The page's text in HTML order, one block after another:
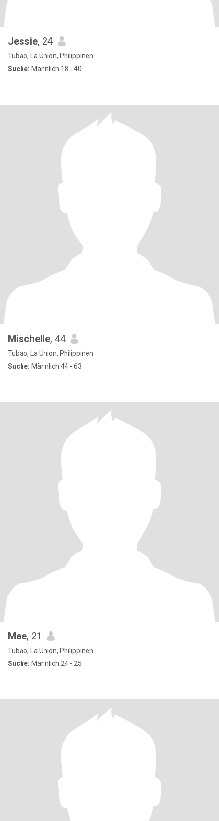
Jessie, 24
Tubao, La Union, Philippinen
Suche: Männlich 18 - 40
Mischelle, 44
Tubao, La Union, Philippinen
Suche: Männlich 44 - 63
Mae, 21
Tubao, La Union, Philippinen
Suche: Männlich 24 - 25